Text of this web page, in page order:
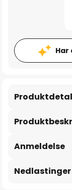
Har
Anmeldelse
Nedlastinger